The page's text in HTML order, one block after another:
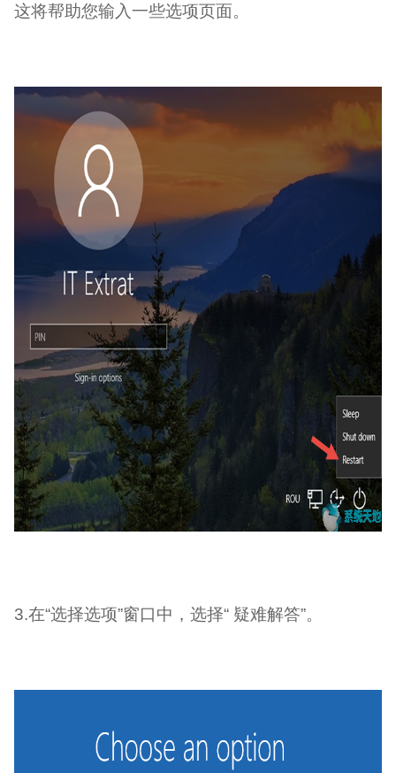
这将帮助您输入一些选项页面。
3.在“选择选项”窗口中，选择“ 疑难解答”。